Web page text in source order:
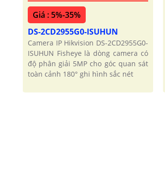
Giá : 5%-35%
DS-2CD2955G0-ISUHUN
Camera IP Hikvision DS-2CD2955G0-
ISUHUN Fisheye là dòng camera có
độ phân giải 5MP cho góc quan sát
toàn cảnh 180° ghi hình sắc nét